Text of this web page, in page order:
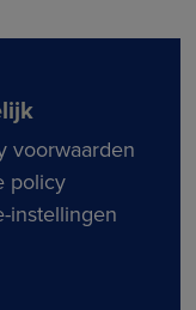
voorwaarden
policy
instellingen